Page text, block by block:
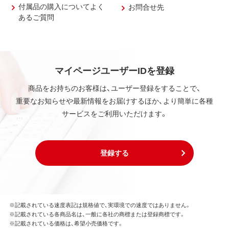
付属品の購入についてよく
あるご質問
お問合せ先
マイページユーザーIDを登録
商品をお持ちのお客様は、ユーザー登録をすることで、
重要なお知らせや最新情報をお届けするほか、より簡単に各種
サービスをご利用いただけます。
登録する
※記載されている速度表記は規格値で、実環境での速度ではありません。
※記載されている各商品名は、一般に各社の商標または登録商標です。
※記載されている価格は、希望小売価格です。